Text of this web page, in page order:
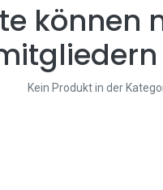
können
Kein Produkt in der